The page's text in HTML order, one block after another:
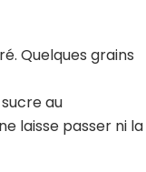
Quelques grains
au
laisse passer ni la